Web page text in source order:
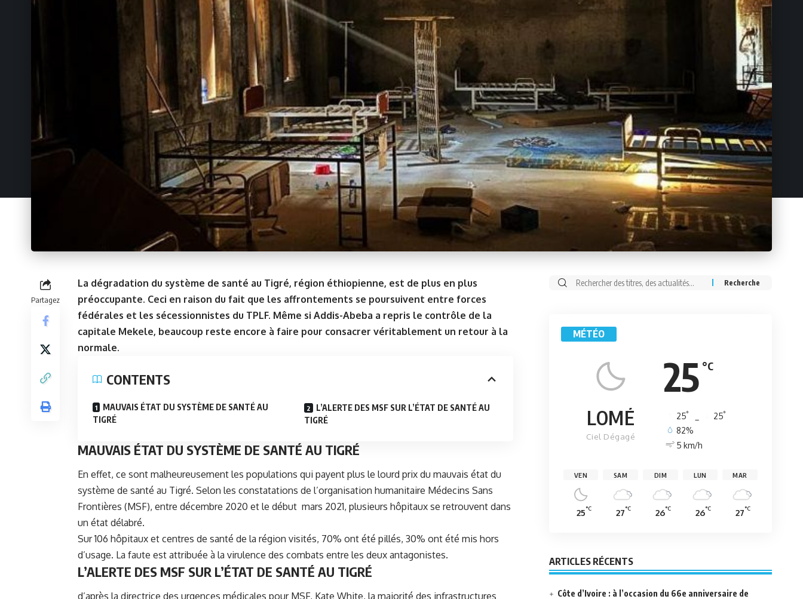
Partagez
La dégradation du système de santé au Tigré, région éthiopienne, est de plus en plus
préoccupante. Ceci en raison du fait que les affrontements se poursuivent entre forces
fédérales et les sécessionnistes du TPLF. Même si Addis-Abeba a repris le contrôle de la
capitale Mekele, beaucoup reste encore à faire pour consacrer véritablement un retour à la
normale.
CONTENTS
MAUVAIS ÉTAT DU SYSTÈME DE SANTÉ AU
TIGRÉ
L’ALERTE DES MSF SUR L’ÉTAT DE SANTÉ AU
TIGRÉ
MAUVAIS ÉTAT DU SYSTÈME DE SANTÉ AU TIGRÉ
En effet, ce sont malheureusement les populations qui payent plus le lourd prix du mauvais état du
système de santé au Tigré. Selon les constatations de l’organisation humanitaire Médecins Sans
Frontières (MSF), entre décembre 2020 et le début mars 2021, plusieurs hôpitaux se retrouvent dans
un état délabré.
Sur 106 hôpitaux et centres de santé de la région visités, 70% ont été pillés, 30% ont été mis hors
d’usage. La faute est attribuée à la virulence des combats entre les deux antagonistes.
L’ALERTE DES MSF SUR L’ÉTAT DE SANTÉ AU TIGRÉ
d’après la directrice des urgences médicales pour MSF, Kate White, la majorité des infrastructures
Rechercher:
MÉTÉO
25 °C
LOMÉ
Ciel Dégagé
25° 25°
82%
5 km/h
VEN
25°C
SAM
27°C
DIM
26°C
LUN
26°C
MAR
27°C
ARTICLES RÉCENTS
Côte d’Ivoire : à l’occasion du 66e anniversaire de